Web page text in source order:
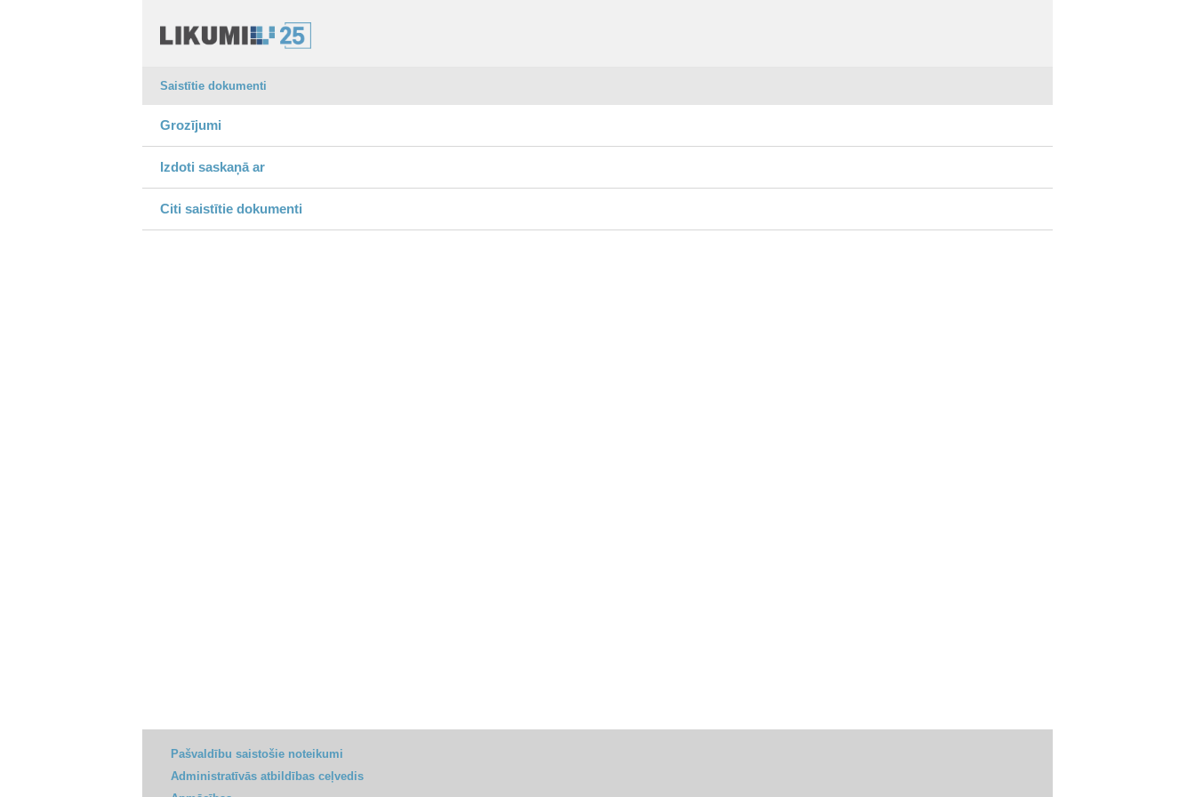
Saistītie dokumenti
Grozījumi
Izdoti saskaņā ar
Citi saistītie dokumenti
Pašvaldību saistošie noteikumi
Administratīvās atbildības ceļvedis